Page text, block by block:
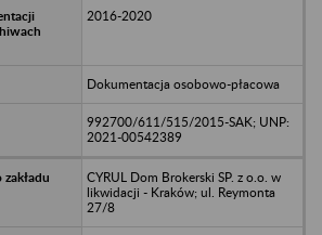
2016-2020
Dokumentacja osobowo-płacowa
992700/611/515/2015-SAK; UNP:
2021-00542389
CYRUL Dom Brokerski SP. z o.o. w
likwidacji - Kraków; ul. Reymonta
27/8